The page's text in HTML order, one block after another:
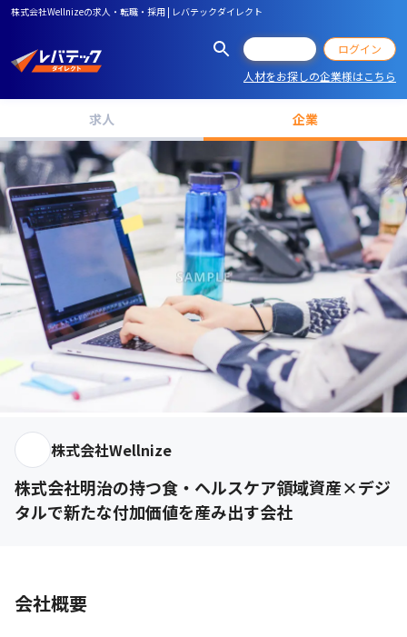
株式会社Wellnizeの求人・転職・採用 | レバテックダイレクト
ログイン
人材をお探しの企業様はこちら
求人 企業
株式会社Wellnize
株式会社明治の持つ食・ヘルスケア領域資産×デジ
タルで新たな付加価値を産み出す会社
会社概要